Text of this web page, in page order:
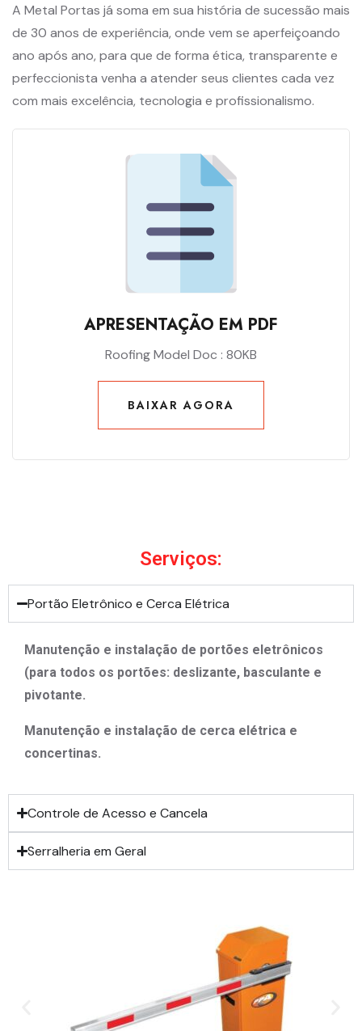
A Metal Portas já soma em sua história de sucessão mais
de 30 anos de experiência, onde vem se aperfeiçoando
ano após ano, para que de forma ética, transparente e
perfeccionista venha a atender seus clientes cada vez
com mais excelência, tecnologia e profissionalismo.
APRESENTAÇÃO EM PDF
Roofing Model Doc : 80KB
BAIXAR AGORA
BAIXAR AGORA
Serviços:
Portão Eletrônico e Cerca Elétrica
Manutenção e instalação de portões eletrônicos
(para todos os portões: deslizante, basculante e
pivotante.
Manutenção e instalação de cerca elétrica e
concertinas.
Controle de Acesso e Cancela
Serralheria em Geral